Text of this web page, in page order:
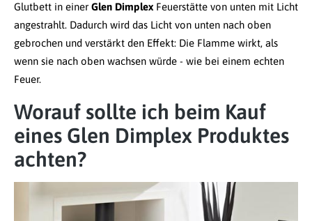
Glutbett in einer Glen Dimplex Feuerstätte von unten mit Licht
angestrahlt. Dadurch wird das Licht von unten nach oben
gebrochen und verstärkt den Effekt: Die Flamme wirkt, als
wenn sie nach oben wachsen würde - wie bei einem echten
Feuer.
Worauf sollte ich beim Kauf
eines Glen Dimplex Produktes
achten?